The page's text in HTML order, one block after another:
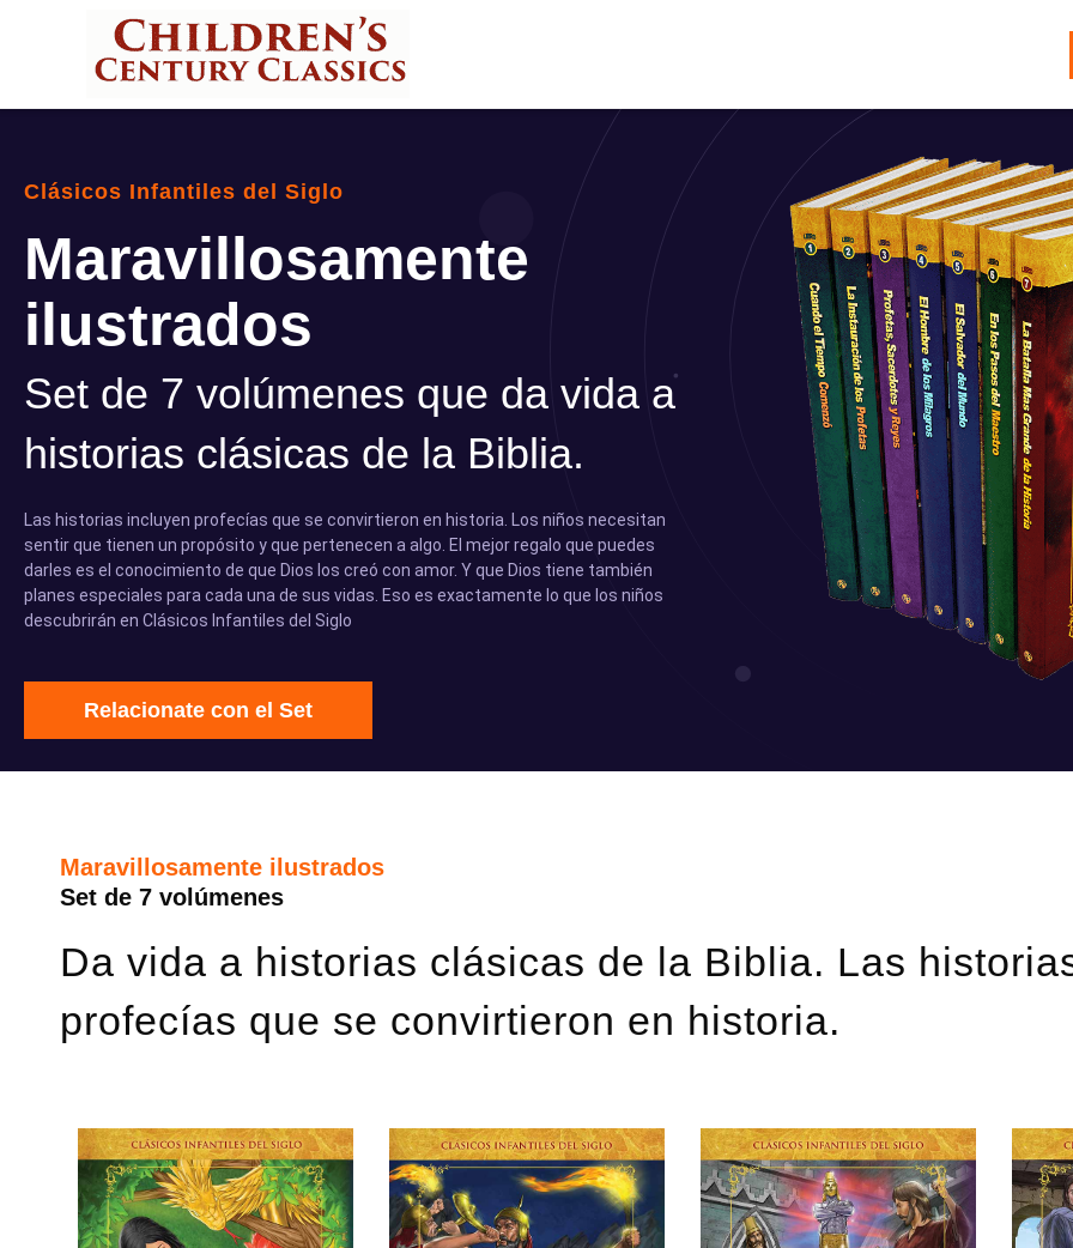
Clásicos Infantiles del Siglo
Maravillosamente
ilustrados
Set de 7 volúmenes que da vida a
historias clásicas de la Biblia.
Las historias incluyen profecías que se convirtieron en historia. Los niños necesitan
sentir que tienen un propósito y que pertenecen a algo. El mejor regalo que puedes
darles es el conocimiento de que Dios los creó con amor. Y que Dios tiene también
planes especiales para cada una de sus vidas. Eso es exactamente lo que los niños
descubrirán en Clásicos Infantiles del Siglo
Relacionate con el Set
Maravillosamente ilustrados
Set de 7 volúmenes
Da vida a historias clásicas de la Biblia. Las
profecías que se convirtieron en historia.